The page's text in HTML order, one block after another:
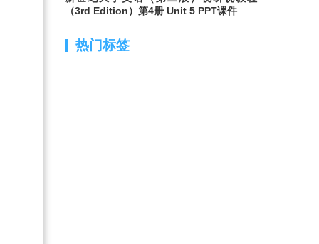
（3rd Edition）第4册 Unit 5 PPT课件
热门标签